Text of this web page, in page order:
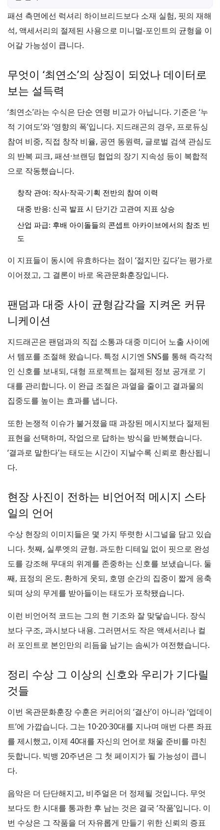
패션 측면에선 럭셔리 하이브리드보다 소재 실험, 핏의 재해
석, 액세서리의 절제된 사용으로 미니멀-포인트의 균형을 이
어갈 가능성이 큽니다.
무엇이 ‘최연소’의 상징이 되었나 데이터로
보는 설득력
‘최연소’라는 수식은 단순 연령 비교가 아닙니다. 기준은 ‘누
적 기여도’와 ‘영향의 폭’입니다. 지드래곤의 경우, 프로듀싱
참여 비중, 직접 창작 비율, 공연 동원력, 글로벌 검색 관심도
의 반복 피크, 패션·브랜딩 협업의 장기 지속성 등이 복합적
으로 작동했습니다.
창작 관여: 작사·작곡·기획 전반의 참여 이력
대중 반응: 신곡 발표 시 단기간 고관여 지표 상승
산업 파급: 후배 아이돌들의 콘셉트 아카이브에서의 참조 빈
도
이 지표들이 동시에 유효하다는 점이 ‘젊지만 깊다’는 평가로
이어졌고, 그 결론이 바로 옥관문화훈장입니다.
팬덤과 대중 사이 균형감각을 지켜온 커뮤
니케이션
지드래곤은 팬덤과의 직접 소통과 대중 미디어 노출 사이에
서 템포를 조절해 왔습니다. 특정 시기엔 SNS를 통해 즉각적
인 신호를 보내되, 대형 프로젝트는 절제된 정보 공개로 기
대를 관리합니다. 이 완급 조절은 과열을 줄이고 결과물의
집중도를 높이는 효과를 냅니다.
또한 논쟁적 이슈가 불거졌을 때 과장된 메시지보다 절제된
표현을 선택하며, 작업으로 답하는 방식을 반복했습니다.
‘결과로 말한다’는 태도는 시간이 지날수록 신뢰로 환산됩니
다.
현장 사진이 전하는 비언어적 메시지 스타
일의 언어
수상 현장의 이미지들은 몇 가지 뚜렷한 시그널을 담고 있습
니다. 첫째, 실루엣의 균형. 과도한 디테일 없이 핏으로 완성
도를 강조해 무대의 위계를 존중하는 신호를 보냈습니다. 둘
째, 표정의 온도. 환하게 웃되, 호명 순간의 집중이 짧게 응축
되며 상의 무게를 받아들이는 태도가 포착됐습니다.
이런 비언어적 코드는 그의 현 기조와 잘 맞닿습니다. 장식
보다 구조, 과시보다 내용. 그러면서도 작은 액세서리나 컬
러 포인트로 본인만의 리듬을 남기는 솜씨가 여전했습니다.
정리 수상 그 이상의 신호와 우리가 기다릴
것들
이번 옥관문화훈장 수훈은 커리어의 ‘결산’이 아니라 ‘업데이
트’에 가깝습니다. 그는 10·20·30대를 지나며 매번 다른 좌표
를 제시했고, 이제 40대를 자신의 언어로 채울 준비를 마친
듯합니다. 빅뱅 20주년은 그 첫 페이지가 될 가능성이 큽니
다.
음악은 더 단단해지고, 비주얼은 더 정제될 것입니다. 무엇
보다도 한 시대를 통과한 후 남는 것은 결국 ‘작품’입니다. 이
번 수상은 그 작품을 더 자유롭게 만들기 위한 신뢰의 증표